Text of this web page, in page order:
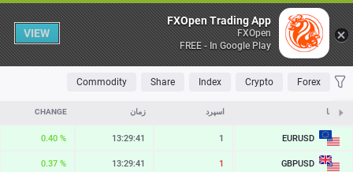
Table
FAVORITES
MOST TRADED
TOP RISERS
TOP FALLERS
Forex
Crypto
Index
Share
Commodity
نمادها اسپرد زمان CHANGE
EURUSD
1.15700
1
13:29:41
0.40 %
GBPUSD
1.35039
1
13:29:41
0.37 %
FXOpen Trading App
FXOpen
FREE - In Google Play
VIEW